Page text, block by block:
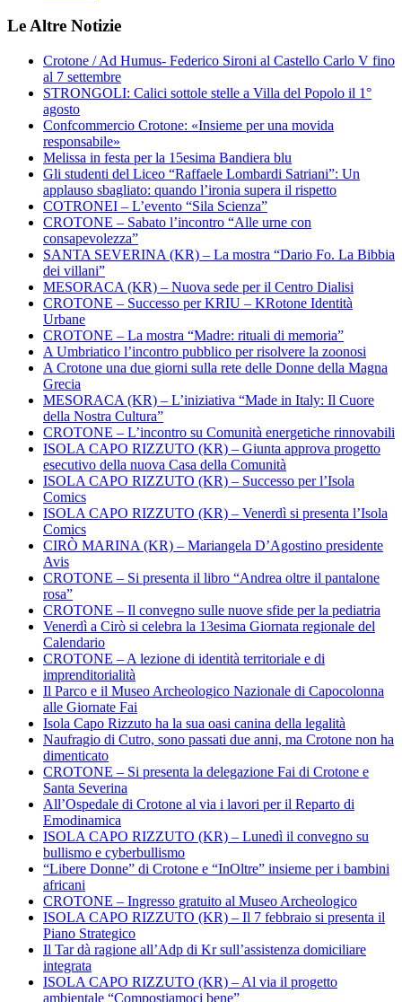
Le Altre Notizie
Crotone / Ad Humus- Federico Sironi al Castello Carlo V fino
al 7 settembre
STRONGOLI: Calici sottole stelle a Villa del Popolo il 1°
agosto
Confcommercio Crotone: «Insieme per una movida
responsabile»
Melissa in festa per la 15esima Bandiera blu
Gli studenti del Liceo “Raffaele Lombardi Satriani”: Un
applauso sbagliato: quando l’ironia supera il rispetto
COTRONEI – L’evento “Sila Scienza”
CROTONE – Sabato l’incontro “Alle urne con
consapevolezza”
SANTA SEVERINA (KR) – La mostra “Dario Fo. La Bibbia
dei villani”
MESORACA (KR) – Nuova sede per il Centro Dialisi
CROTONE – Successo per KRIU – KRotone Identità
Urbane
CROTONE – La mostra “Madre: rituali di memoria”
A Umbriatico l’incontro pubblico per risolvere la zoonosi
A Crotone una due giorni sulla rete delle Donne della Magna
Grecia
MESORACA (KR) – L’iniziativa “Made in Italy: Il Cuore
della Nostra Cultura”
CROTONE – L’incontro su Comunità energetiche rinnovabili
ISOLA CAPO RIZZUTO (KR) – Giunta approva progetto
esecutivo della nuova Casa della Comunità
ISOLA CAPO RIZZUTO (KR) – Successo per l’Isola
Comics
ISOLA CAPO RIZZUTO (KR) – Venerdì si presenta l’Isola
Comics
CIRÒ MARINA (KR) – Mariangela D’Agostino presidente
Avis
CROTONE – Si presenta il libro “Andrea oltre il pantalone
rosa”
CROTONE – Il convegno sulle nuove sfide per la pediatria
Venerdì a Cirò si celebra la 13esima Giornata regionale del
Calendario
CROTONE – A lezione di identità territoriale e di
imprenditorialità
Il Parco e il Museo Archeologico Nazionale di Capocolonna
alle Giornate Fai
Isola Capo Rizzuto ha la sua oasi canina della legalità
Naufragio di Cutro, sono passati due anni, ma Crotone non ha
dimenticato
CROTONE – Si presenta la delegazione Fai di Crotone e
Santa Severina
All’Ospedale di Crotone al via i lavori per il Reparto di
Emodinamica
ISOLA CAPO RIZZUTO (KR) – Lunedì il convegno su
bullismo e cyberbullismo
“Libere Donne” di Crotone e “InOltre” insieme per i bambini
africani
CROTONE – Ingresso gratuito al Museo Archeologico
ISOLA CAPO RIZZUTO (KR) – Il 7 febbraio si presenta il
Piano Strategico
Il Tar dà ragione all’Adp di Kr sull’assistenza domiciliare
integrata
ISOLA CAPO RIZZUTO (KR) – Al via il progetto
ambientale “Compostiamoci bene”